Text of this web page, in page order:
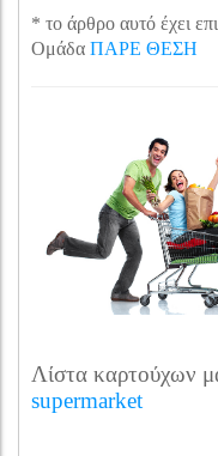
* το άρθρο αυτό έχει
Ομάδα ΠΑΡΕ ΘΕΣΗ
Λίστα καρτούχων
supermarket